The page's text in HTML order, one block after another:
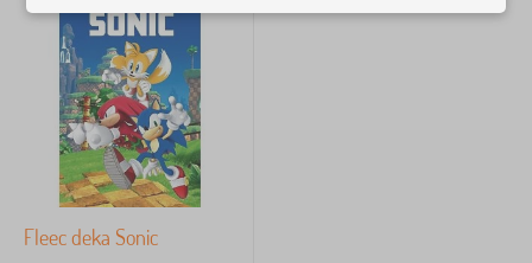
›
j
e
č
j
i
t
e
k
s
i
1
Cijena
9 €
Fleec deka Sonic